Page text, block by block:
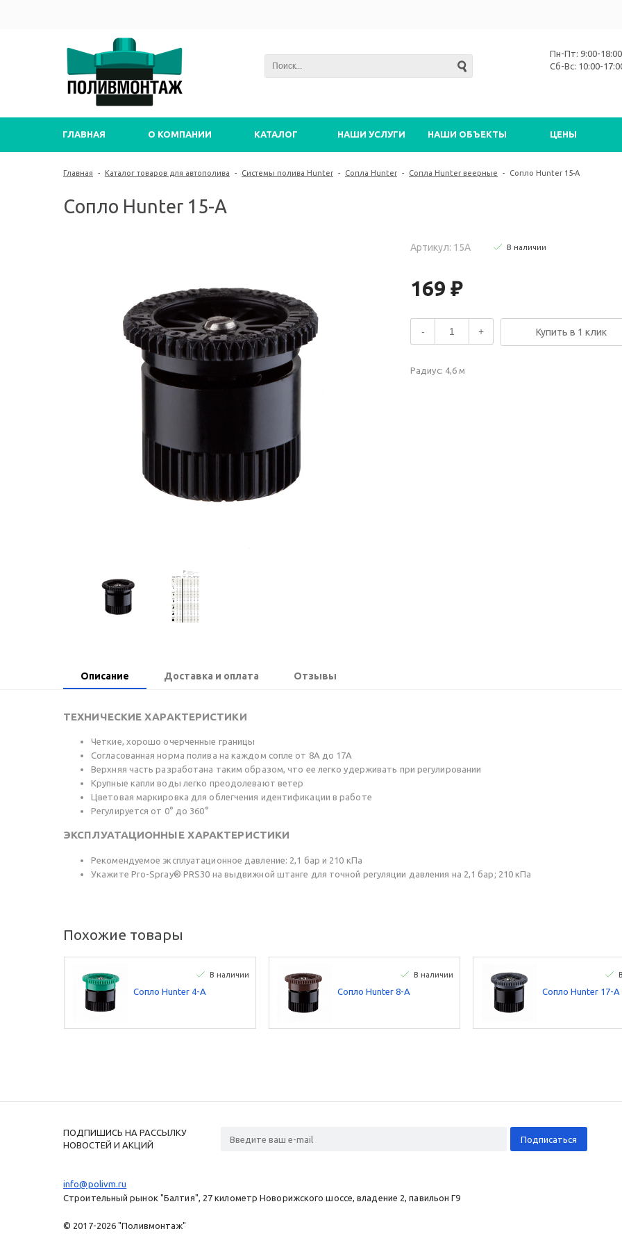
Пн-Пт: 9:00-18:00
Сб-Вс: 10:00-
ГЛАВНАЯ О КОМПАНИИ КАТАЛОГ НАШИ УСЛУГИ НАШИ ОБЪЕКТЫ ЦЕНЫ
Главная - Каталог товаров для автополива - Системы полива Hunter - Сопла Hunter - Сопла Hunter веерные - Сопло Hunter 15-А
Сопло Hunter 15-А
Артикул: 15А В наличии
169 ₽
- + Купить в 1 клик
Радиус: 4,6 м
Описание Доставка и оплата Отзывы
ТЕХНИЧЕСКИЕ ХАРАКТЕРИСТИКИ
Четкие, хорошо очерченные границы
Согласованная норма полива на каждом сопле от 8A до 17A
Верхняя часть разработана таким образом, что ее легко удерживать при регулировании
Крупные капли воды легко преодолевают ветер
Цветовая маркировка для облегчения идентификации в работе
Регулируется от 0° до 360°
ЭКСПЛУАТАЦИОННЫЕ ХАРАКТЕРИСТИКИ
Рекомендуемое эксплуатационное давление: 2,1 бар и 210 кПа
Укажите Pro-Spray® PRS30 на выдвижной штанге для точной регуляции давления на 2,1 бар; 210 кПа
Похожие товары
В наличии
Сопло Hunter 4-А
В наличии
Сопло Hunter 8-А Сопло Hunter 17-А
ПОДПИШИСЬ НА РАССЫЛКУ
НОВОСТЕЙ И АКЦИЙ
info@polivm.ru
Строительный рынок "Балтия", 27 километр Новорижского шоссе, владение 2, павильон Г9
© 2017-2026 "Поливмонтаж"